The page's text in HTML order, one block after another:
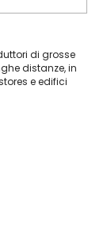
di grosse
distanze, in
e edifici